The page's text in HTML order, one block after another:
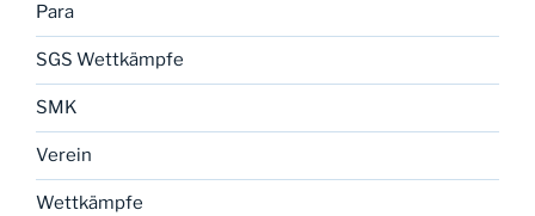
Para
SGS Wettkämpfe
SMK
Verein
Wettkämpfe